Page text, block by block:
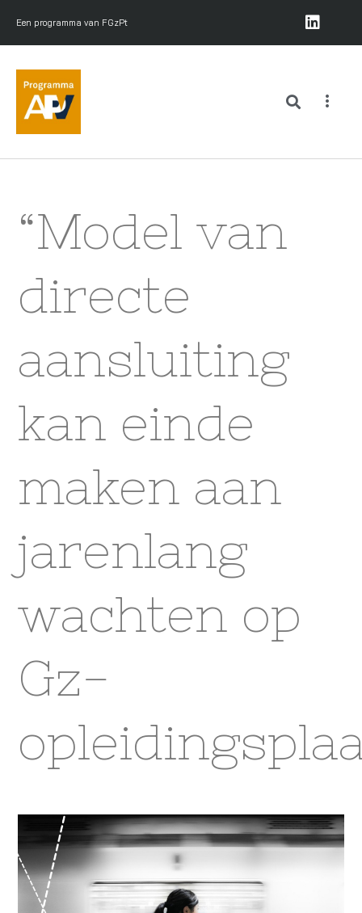
Een programma van FGzPt
“Model van
directe
aansluiting
kan einde
maken aan
jarenlang
wachten op
Gz-